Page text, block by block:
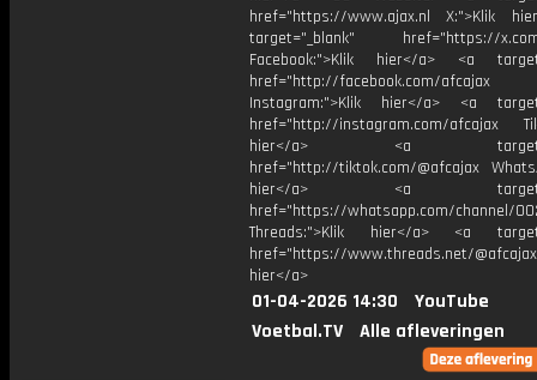
href="https://www.ajax.nl X:">Klik
target="_blank" href="https://x.com/
Facebook:">Klik hier</a> <a
href="http://facebook.com/afcajax
Instagram:">Klik hier</a> <a
href="http://instagram.com/afcajax
hier</a> <a
href="http://tiktok.com/@afcajax
hier</a> <a
href="https://whatsapp.com/channel/
Threads:">Klik hier</a> <a
href="https://www.threads.net/
hier</a>
01-04-2026 14:30
YouTube
Voetbal.TV
Alle afleveringen